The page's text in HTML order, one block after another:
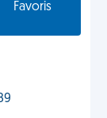
Favoris